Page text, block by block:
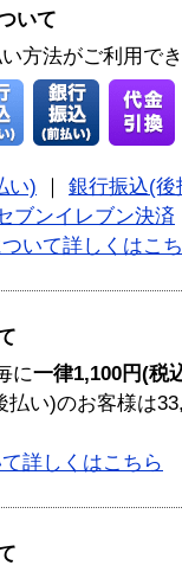
いて
方法がご利用で
い)
銀行振込(後
ブンイレブン決済
いて詳しくはこ
に一律1,100円(税
い)のお客様は
詳しくはこちら